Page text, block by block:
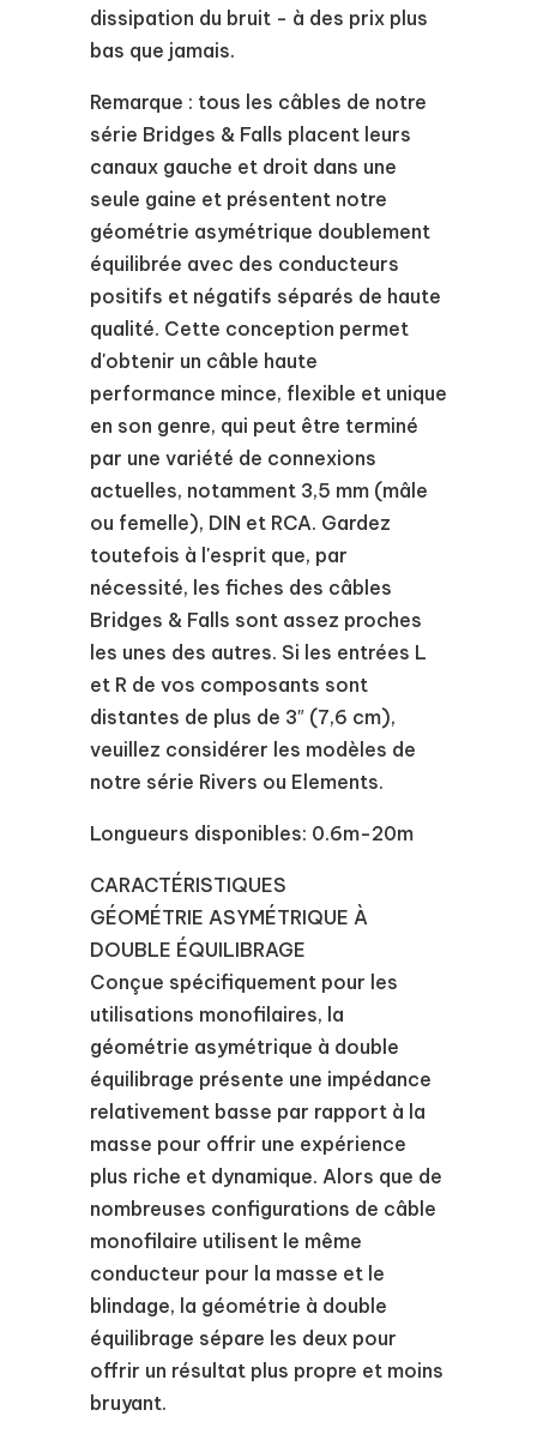
dissipation du bruit - à des prix plus
bas que jamais.
Remarque : tous les câbles de notre
série Bridges & Falls placent leurs
canaux gauche et droit dans une
seule gaine et présentent notre
géométrie asymétrique doublement
équilibrée avec des conducteurs
positifs et négatifs séparés de haute
qualité. Cette conception permet
d'obtenir un câble haute
performance mince, flexible et unique
en son genre, qui peut être terminé
par une variété de connexions
actuelles, notamment 3,5 mm (mâle
ou femelle), DIN et RCA. Gardez
toutefois à l'esprit que, par
nécessité, les fiches des câbles
Bridges & Falls sont assez proches
les unes des autres. Si les entrées L
et R de vos composants sont
distantes de plus de 3″ (7,6 cm),
veuillez considérer les modèles de
notre série Rivers ou Elements.
Longueurs disponibles: 0.6m-20m
CARACTÉRISTIQUES
GÉOMÉTRIE ASYMÉTRIQUE À
DOUBLE ÉQUILIBRAGE
Conçue spécifiquement pour les
utilisations monofilaires, la
géométrie asymétrique à double
équilibrage présente une impédance
relativement basse par rapport à la
masse pour offrir une expérience
plus riche et dynamique. Alors que de
nombreuses configurations de câble
monofilaire utilisent le même
conducteur pour la masse et le
blindage, la géométrie à double
équilibrage sépare les deux pour
offrir un résultat plus propre et moins
bruyant.